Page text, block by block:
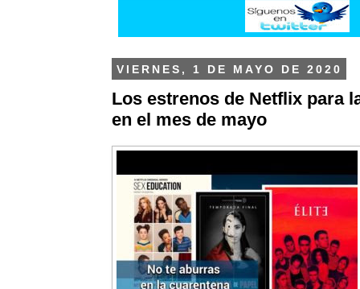
VIERNES, 1 DE MAYO DE 2020
Los estrenos de Netflix para
en el mes de mayo